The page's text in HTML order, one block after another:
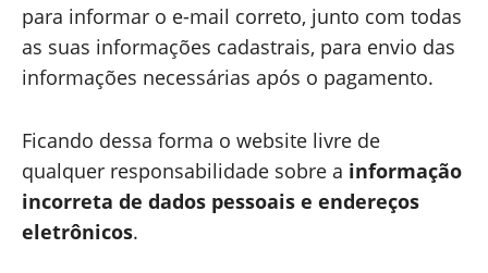
para informar o e-mail correto, junto com todas
as suas informações cadastrais, para envio das
informações necessárias após o pagamento.
Ficando dessa forma o website livre de
qualquer responsabilidade sobre a informação
incorreta de dados pessoais e endereços
eletrônicos.